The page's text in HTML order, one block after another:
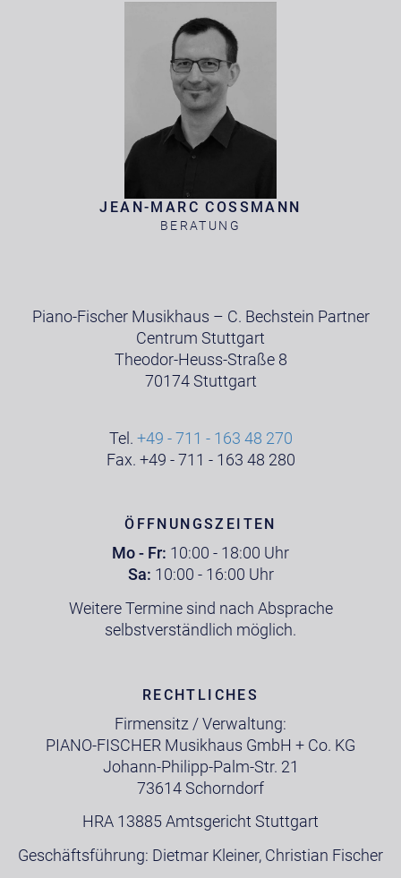
JEAN-MARC COSSMANN
BERATUNG
Piano-Fischer Musikhaus – C. Bechstein Partner
Centrum Stuttgart
Theodor-Heuss-Straße 8
70174 Stuttgart
Tel. +49 - 711 - 163 48 270
Fax. +49 - 711 - 163 48 280
ÖFFNUNGSZEITEN
Mo - Fr: 10:00 - 18:00 Uhr
Sa: 10:00 - 16:00 Uhr
Weitere Termine sind nach Absprache
selbstverständlich möglich.
RECHTLICHES
Firmensitz / Verwaltung:
PIANO-FISCHER Musikhaus GmbH + Co. KG
Johann-Philipp-Palm-Str. 21
73614 Schorndorf
HRA 13885 Amtsgericht Stuttgart
Geschäftsführung: Dietmar Kleiner, Christian Fischer